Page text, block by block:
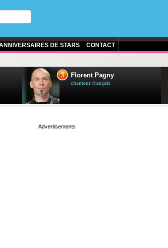
DE STARS CONTACT
3 Florent Pagny
chanteur français